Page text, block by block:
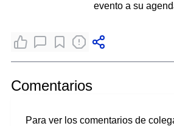
evento a su
Comentarios
Para ver los comentarios de